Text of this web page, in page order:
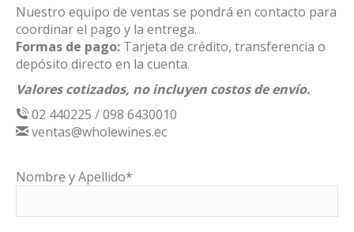
Nuestro equipo de ventas se pondrá en contacto para
coordinar el pago y la entrega.
Formas de pago: Tarjeta de crédito, transferencia o
depósito directo en la cuenta.
Valores cotizados, no incluyen costos de envío.
02 440225 / 098 6430010
ventas@wholewines.ec
Nombre y Apellido*